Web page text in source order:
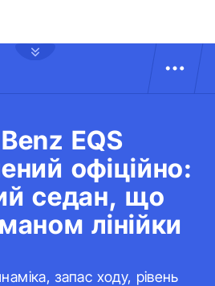
EQS
офіційно:
седан, що
лінійки
запас ходу, рівень